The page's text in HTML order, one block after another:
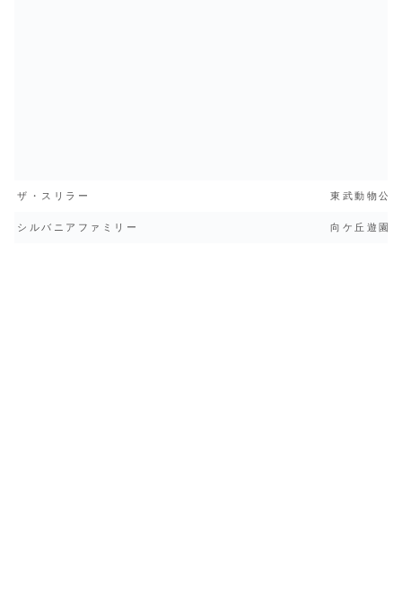
ザ・スリラー 東武動物公
シルバニアファミリー 向ケ丘遊園